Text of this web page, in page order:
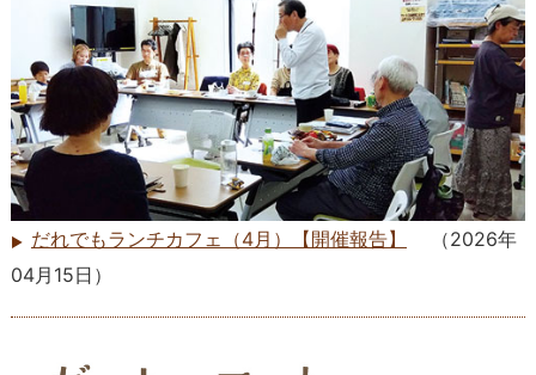
だれでもランチカフェ（4月）【開催報告】 （2026年
04月15日 ）